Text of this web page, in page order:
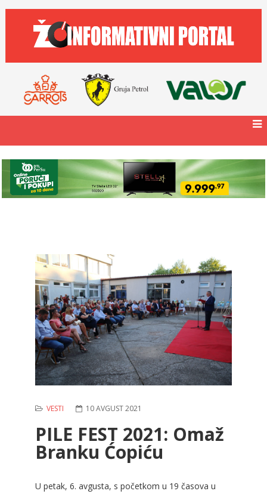
VESTI 10 AVGUST 2021
PILE FEST 2021: Omaž
Branku Ćopiću
U petak, 6. avgusta, s početkom u 19 časova u